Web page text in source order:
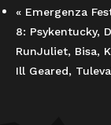
« Emergenza
8: Psykentucky,
RunJuliet, Bisa,
Ill Geared,